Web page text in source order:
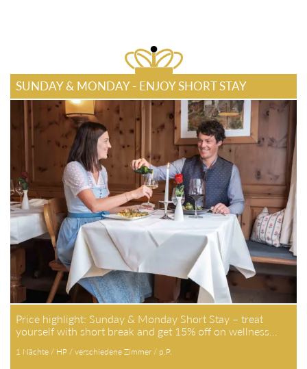
SUNDAY & MONDAY - ENJOY SHORT STAY
Price highlight: Sunday & Monday Short Stay – treat
yourself with short break and get 15% off on wellness…
1 Nächte / HP / verschiedene Zimmer / p.P.